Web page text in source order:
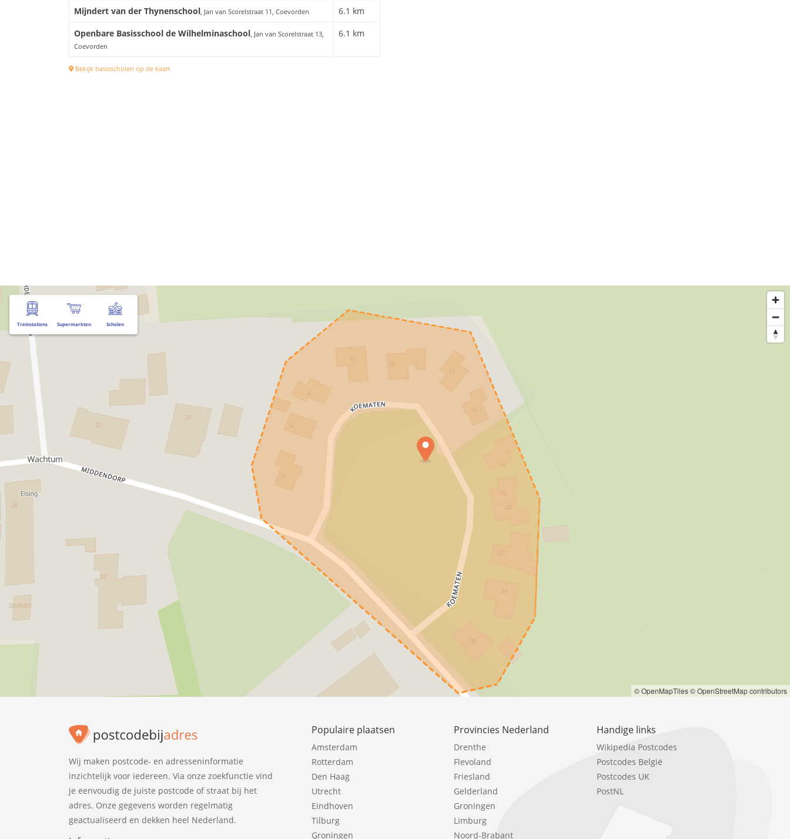
Mijndert van der Thynenschool , Jan van Scorelstraat 11, Coevorden
6.1 km
Openbare Basisschool de Wilhelminaschool , Jan van Scorelstraat 13,
Coevorden
6.1 km
Bekijk basisscholen op de kaart
Treinstations Supermarkten Scholen
© OpenMapTiles© OpenStreetMap contributors
Wij maken postcode- en adresseninformatie
inzichtelijk voor iedereen. Via onze zoekfunctie vind
je eenvoudig de juiste postcode of straat bij het
adres. Onze gegevens worden regelmatig
geactualiseerd en dekken heel Nederland.
Populaire plaatsen
Amsterdam
Rotterdam
Den Haag
Utrecht
Eindhoven
Tilburg
Groningen
Provincies Nederland
Drenthe
Flevoland
Friesland
Gelderland
Groningen
Limburg
Noord-Brabant
Handige links
Wikipedia Postcodes
Postcodes België
Postcodes UK
PostNL